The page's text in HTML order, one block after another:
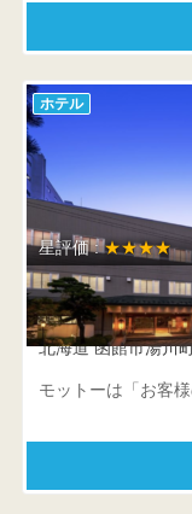
ホテル
星評価 :★★★★
函館湯の川
北海道 函館市湯川
モットーは「お客